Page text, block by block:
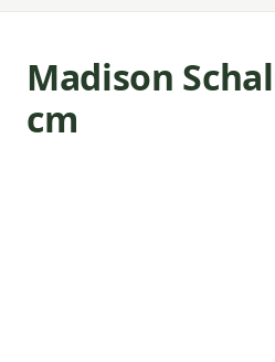
Madison
cm